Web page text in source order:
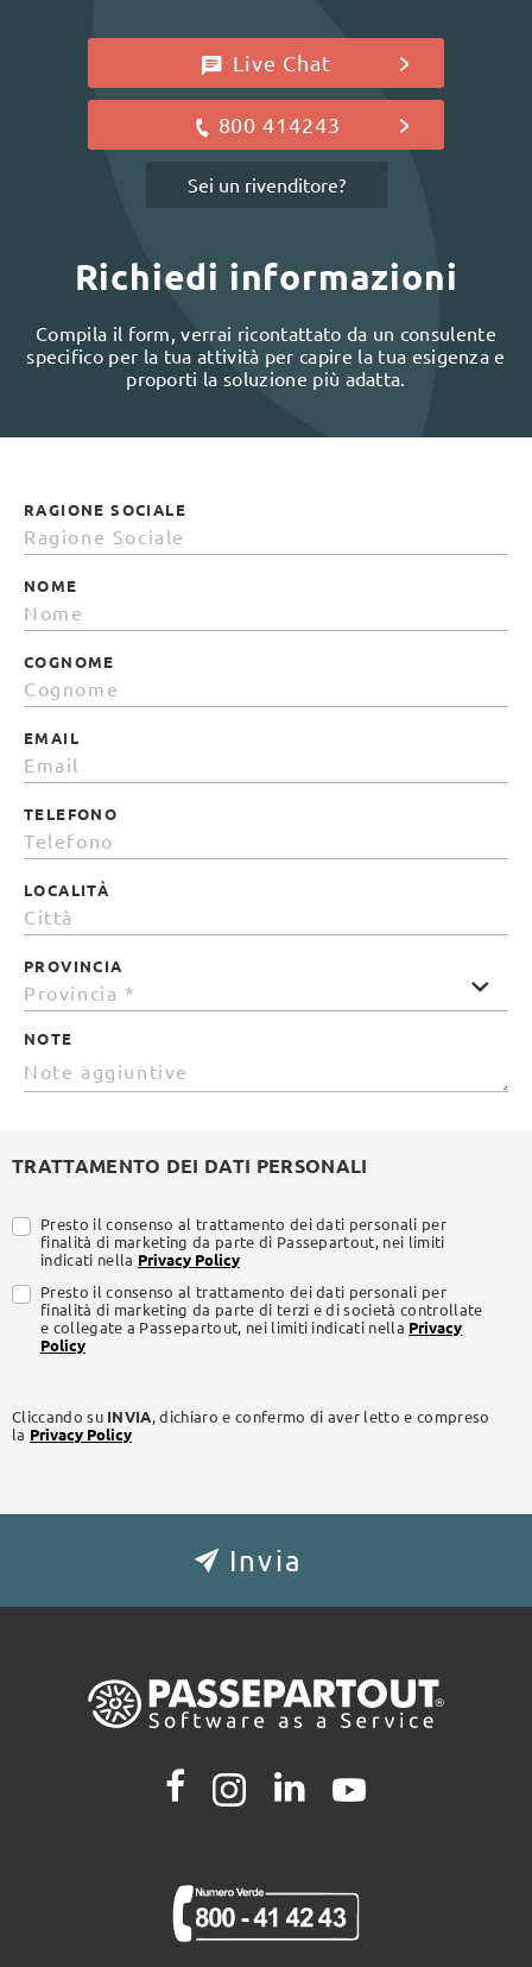
Live Chat
800 414243
Sei un rivenditore?
Richiedi informazioni
Compila il form, verrai ricontattato da un consulente
specifico per la tua attività per capire la tua esigenza e
proporti la soluzione più adatta.
RAGIONE SOCIALE
NOME
COGNOME
EMAIL
TELEFONO
LOCALITÀ
PROVINCIA
NOTE
TRATTAMENTO DEI DATI PERSONALI
Presto il consenso al trattamento dei dati personali per
finalità di marketing da parte di Passepartout, nei limiti
indicati nella Privacy Policy
Presto il consenso al trattamento dei dati personali per
finalità di marketing da parte di terzi e di società controllate
e collegate a Passepartout, nei limiti indicati nella Privacy
Policy
Cliccando su INVIA, dichiaro e confermo di aver letto e compreso
la Privacy Policy